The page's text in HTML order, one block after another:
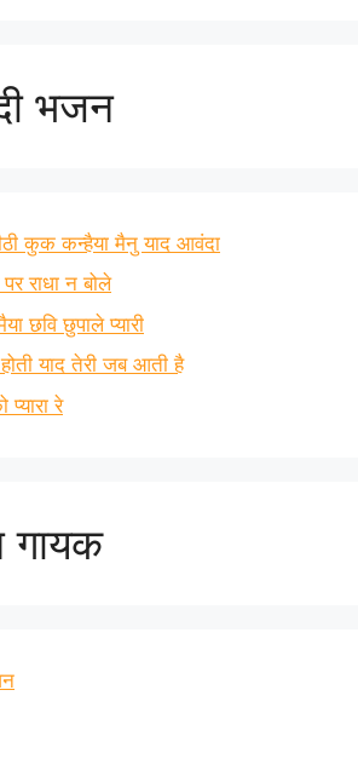
भजन
कुक कन्हैया मैनु याद आवंदा
राधा न बोले
छवि छुपाले प्यारी
याद तेरी जब आती है
रे
गायक